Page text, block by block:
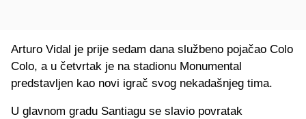
Arturo Vidal je prije sedam dana službeno pojačao Colo
Colo, a u četvrtak je na stadionu Monumental
predstavljen kao novi igrač svog nekadašnjeg tima.
U glavnom gradu Santiagu se slavio povratak